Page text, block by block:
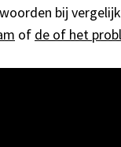
bij
of de of het